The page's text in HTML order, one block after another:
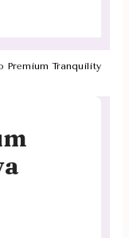
Premium Tranquility